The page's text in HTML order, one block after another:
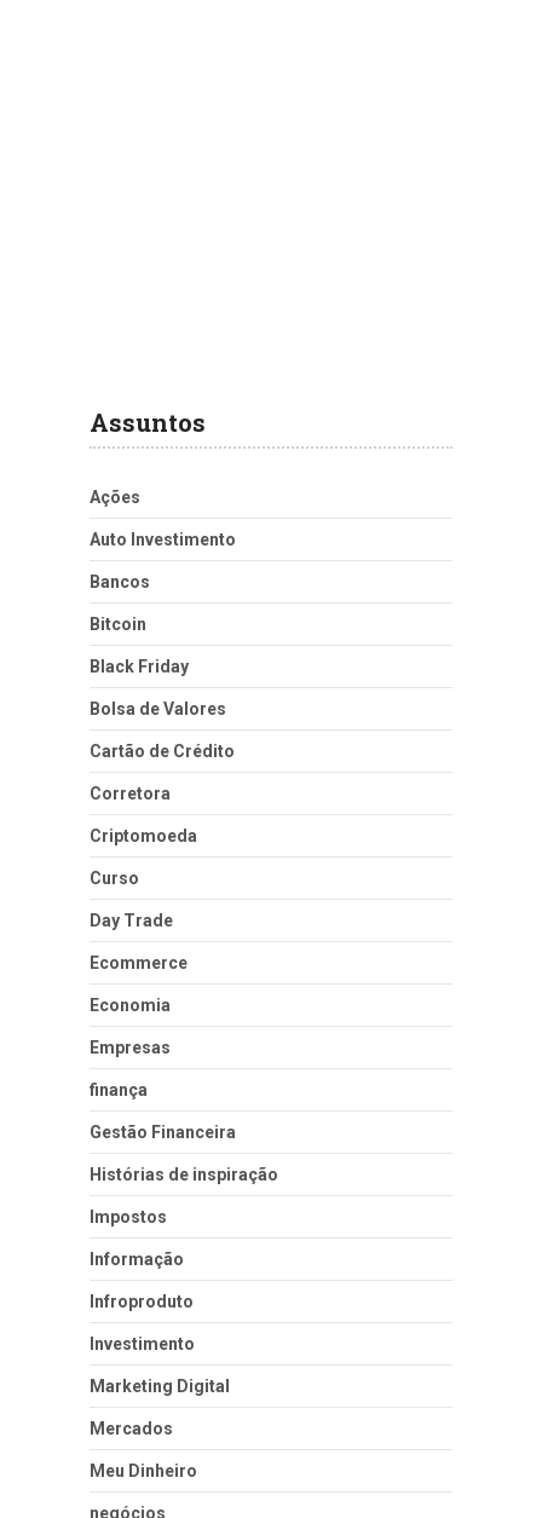
Assuntos
Ações
Auto Investimento
Bancos
Bitcoin
Black Friday
Bolsa de Valores
Cartão de Crédito
Corretora
Criptomoeda
Curso
Day Trade
Ecommerce
Economia
Empresas
finança
Gestão Financeira
Histórias de inspiração
Impostos
Informação
Infroproduto
Investimento
Marketing Digital
Mercados
Meu Dinheiro
negócios